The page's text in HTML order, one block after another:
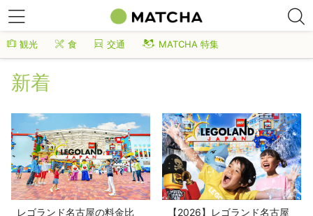
観光 食 交通 MATCHA 特集
新着
レゴランド名古屋の料金比
【2026】レゴランド名古屋